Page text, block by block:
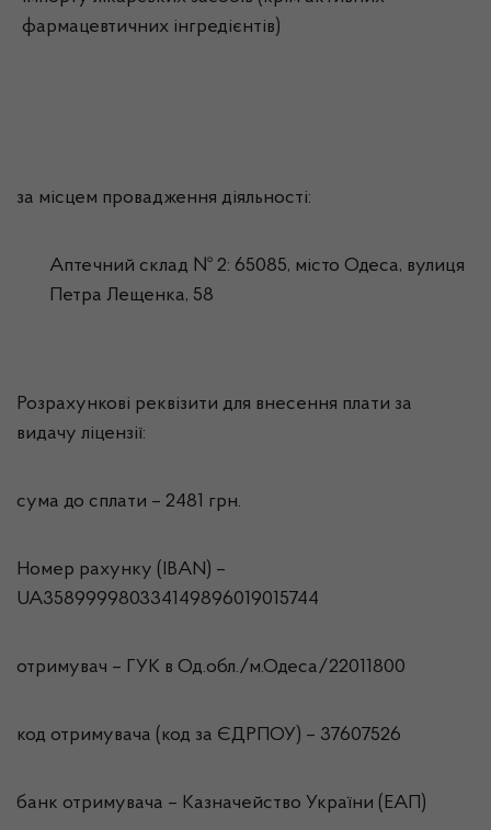
фармацевтичних інгредієнтів)
за місцем провадження діяльності:
Аптечний склад № 2: 65085, місто Одеса, вулиця
Петра Лещенка, 58
Розрахункові реквізити для внесення плати за
видачу ліцензії:
сума до сплати – 2481 грн.
Номер рахунку (IBAN) –
UA358999980334149896019015744
отримувач – ГУК в Од.обл./м.Одеса/22011800
код отримувача (код за ЄДРПОУ) – 37607526
банк отримувача – Казначейство України (ЕАП)